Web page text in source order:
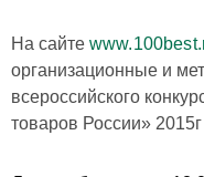
На сайте
организационные и
всероссийского
товаров России»